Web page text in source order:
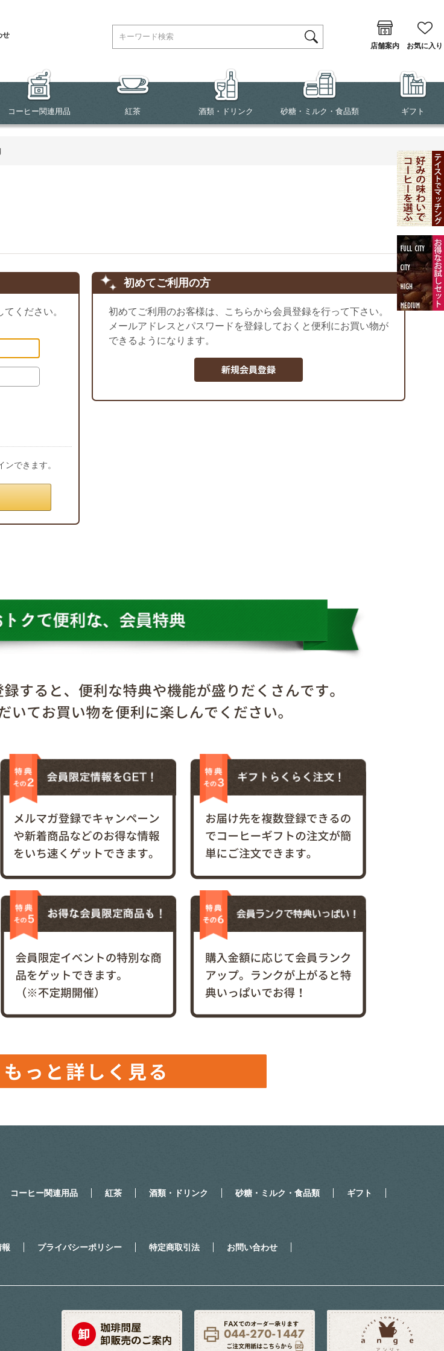
せ
店舗案内
お気に入り
コーヒー関連用品 紅茶 酒類・ドリンク 砂糖・ミルク・食品類 ギフト
ください。
できます。
初めてご利用の方
初めてご利用のお客様は、こちらから会員登録を行って下さい。
メールアドレスとパスワードを登録しておくと便利にお買い物が
できるようになります。
コーヒー関連用品 紅茶 酒類・ドリンク 砂糖・ミルク・食品類 ギフト
プライバシーポリシー 特定商取引法 お問い合わせ